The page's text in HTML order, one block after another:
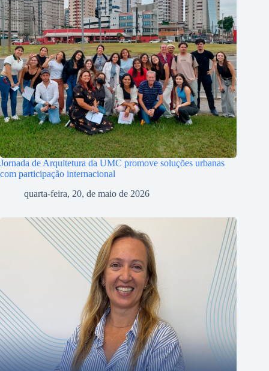
Jornada de Arquitetura da UMC promove soluções urbanas
com participação internacional
quarta-feira, 20, de maio de 2026